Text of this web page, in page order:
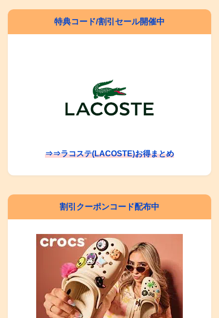
特典コード/割引セール開催中
⇒⇒ラコステ(LACOSTE)お得まとめ
割引クーポンコード配布中